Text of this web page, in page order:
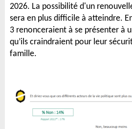
2026. La possibilité d'un
sera en plus difficile à atteindre.
3 renonceraient à se présenter à
qu’ils craindraient pour leur
famille.